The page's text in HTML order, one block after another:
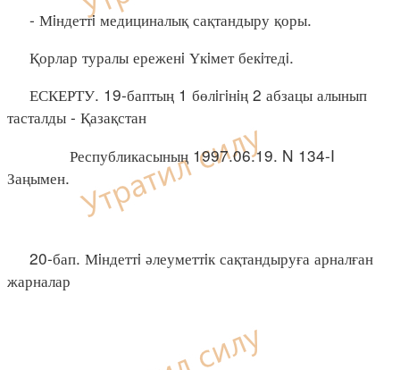
- Мiндеттi медициналық сақтандыру қоры.
Қорлар туралы ереженi Үкiмет бекiтедi.
ЕСКЕРТУ. 19-баптың 1 бөлiгiнiң 2 абзацы алынып
тасталды - Қазақстан
Республикасының 1997.06.19. N 134-I
Заңымен.
20-бап. Мiндеттi әлеуметтiк сақтандыруға арналған
жарналар